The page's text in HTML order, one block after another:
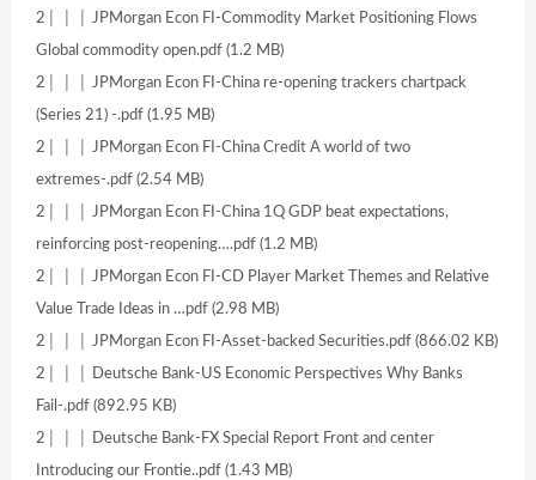
2│ │ │ JPMorgan Econ FI-Commodity Market Positioning Flows
Global commodity open.pdf (1.2 MB)
2│ │ │ JPMorgan Econ FI-China re-opening trackers chartpack
(Series 21) -.pdf (1.95 MB)
2│ │ │ JPMorgan Econ FI-China Credit A world of two
extremes-.pdf (2.54 MB)
2│ │ │ JPMorgan Econ FI-China 1Q GDP beat expectations,
reinforcing post-reopening….pdf (1.2 MB)
2│ │ │ JPMorgan Econ FI-CD Player Market Themes and Relative
Value Trade Ideas in …pdf (2.98 MB)
2│ │ │ JPMorgan Econ FI-Asset-backed Securities.pdf (866.02 KB)
2│ │ │ Deutsche Bank-US Economic Perspectives Why Banks
Fail-.pdf (892.95 KB)
2│ │ │ Deutsche Bank-FX Special Report Front and center
Introducing our Frontie..pdf (1.43 MB)